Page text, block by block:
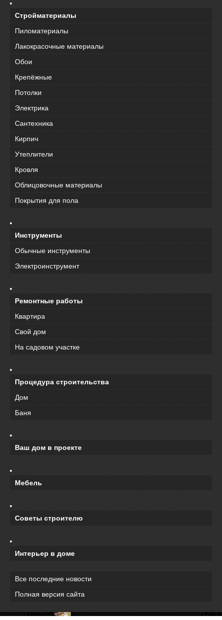
Стройматериалы
Пиломатериалы
Лакокрасочные материалы
Обои
Крепёжные
Потолки
Электрика
Сантехника
Кирпич
Утеплители
Кровля
Облицовочные материалы
Покрытия для пола
Инструменты
Обычные инструменты
Электроинструмент
Ремонтные работы
Квартира
Свой дом
На садовом участке
Процедура строительства
Дом
Баня
Ваш дом в проекте
Мебель
Советы строителю
Интерьер в доме
Все последние новости
Полная версия сайта